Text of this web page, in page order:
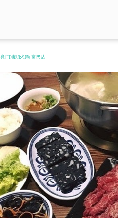
賽門汕頭火鍋 富民店